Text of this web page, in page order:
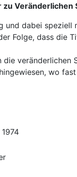
zu Veränderlichen
dabei
Folge, dass die
wo